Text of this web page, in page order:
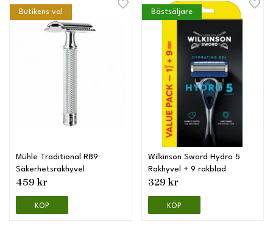
Butikens val
Mühle Traditional R89
Säkerhetsrakhyvel
459 kr
KÖP
Bästsäljare
Wilkinson Sword Hydro 5
Rakhyvel + 9 rakblad
329 kr
KÖP